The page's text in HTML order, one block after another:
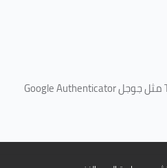
مثل جوجلGoogle Authenticator